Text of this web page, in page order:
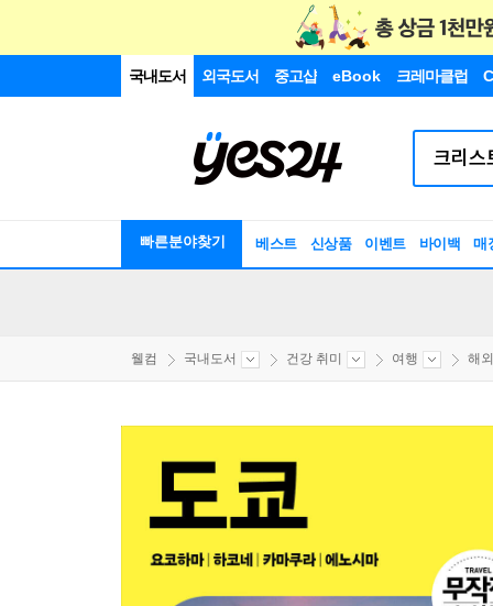
국내도서 외국도서 중고샵 eBook 크레마클럽
빠른분야찾기 베스트 신상품 이벤트 바이백 매
웰컴 국내도서 건강 취미 여행 해